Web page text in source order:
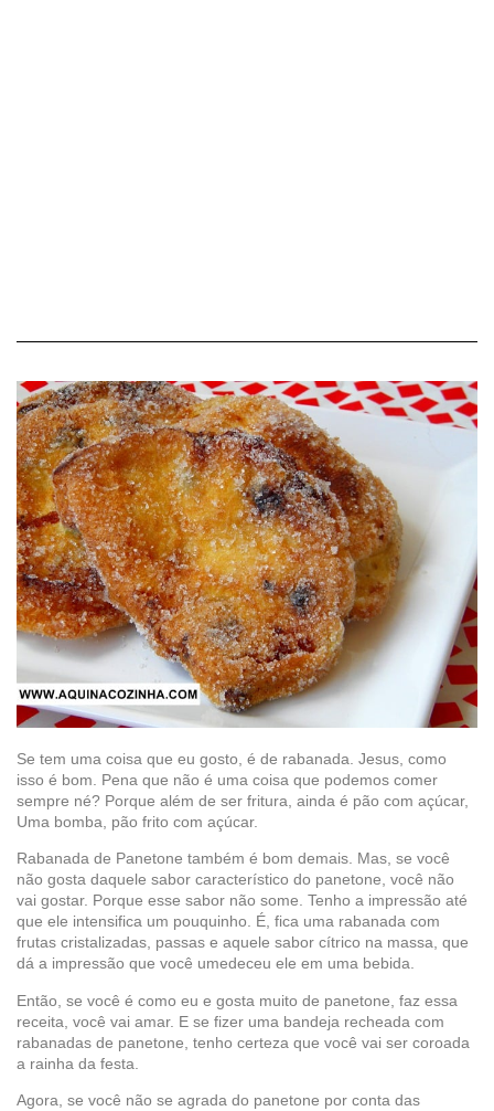
Se tem uma coisa que eu gosto, é de rabanada. Jesus, como
isso é bom. Pena que não é uma coisa que podemos comer
sempre né? Porque além de ser fritura, ainda é pão com açúcar,
Uma bomba, pão frito com açúcar.
Rabanada de Panetone também é bom demais. Mas, se você
não gosta daquele sabor característico do panetone, você não
vai gostar. Porque esse sabor não some. Tenho a impressão até
que ele intensifica um pouquinho. É, fica uma rabanada com
frutas cristalizadas, passas e aquele sabor cítrico na massa, que
dá a impressão que você umedeceu ele em uma bebida.
Então, se você é como eu e gosta muito de panetone, faz essa
receita, você vai amar. E se fizer uma bandeja recheada com
rabanadas de panetone, tenho certeza que você vai ser coroada
a rainha da festa.
Agora, se você não se agrada do panetone por conta das